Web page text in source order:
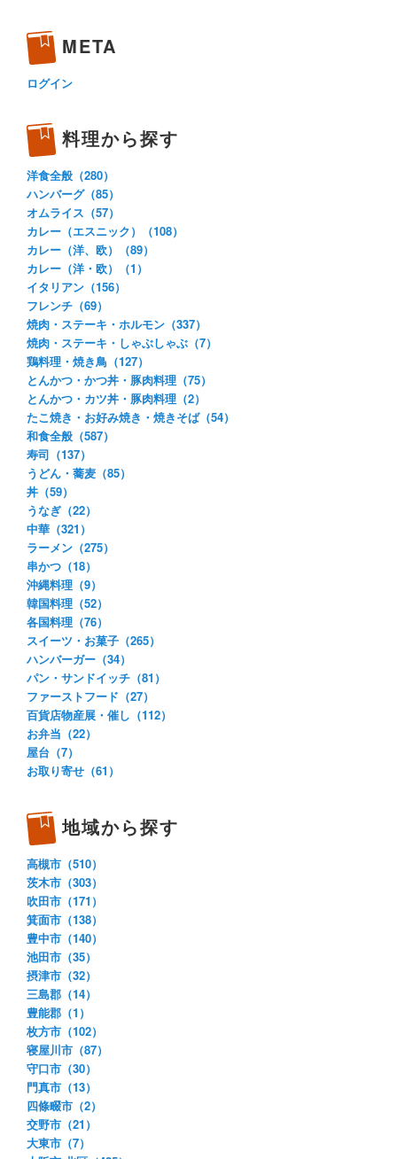
META
ログイン
料理から探す
洋食全般（280）
ハンバーグ（85）
オムライス（57）
カレー（エスニック）（108）
カレー（洋、欧）（89）
カレー（洋・欧）（1）
イタリアン（156）
フレンチ（69）
焼肉・ステーキ・ホルモン（337）
焼肉・ステーキ・しゃぶしゃぶ（7）
鶏料理・焼き鳥（127）
とんかつ・かつ丼・豚肉料理（75）
とんかつ・カツ丼・豚肉料理（2）
たこ焼き・お好み焼き・焼きそば（54）
和食全般（587）
寿司（137）
うどん・蕎麦（85）
丼（59）
うなぎ（22）
中華（321）
ラーメン（275）
串かつ（18）
沖縄料理（9）
韓国料理（52）
各国料理（76）
スイーツ・お菓子（265）
ハンバーガー（34）
パン・サンドイッチ（81）
ファーストフード（27）
百貨店物産展・催し（112）
お弁当（22）
屋台（7）
お取り寄せ（61）
地域から探す
高槻市（510）
茨木市（303）
吹田市（171）
箕面市（138）
豊中市（140）
池田市（35）
摂津市（32）
三島郡（14）
豊能郡（1）
枚方市（102）
寝屋川市（87）
守口市（30）
門真市（13）
四條畷市（2）
交野市（21）
大東市（7）